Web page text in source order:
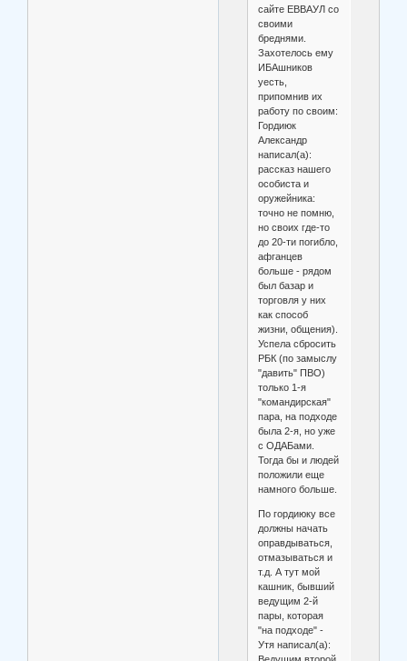
сайте ЕВВАУЛ со
своими
бреднями.
Захотелось ему
ИБАшников
уесть,
припомнив их
работу по своим:
Гордиюк
Александр
написал(а):
рассказ нашего
особиста и
оружейника:
точно не помню,
но своих где-то
до 20-ти погибло,
афганцев
больше - рядом
был базар и
торговля у них
как способ
жизни, общения).
Успела сбросить
РБК (по замыслу
"давить" ПВО)
только 1-я
"командирская"
пара, на подходе
была 2-я, но уже
с ОДАБами.
Тогда бы и людей
положили еще
намного больше.
По гордиюку все
должны начать
оправдываться,
отмазываться и
т.д. А тут мой
кашник, бывший
ведущим 2-й
пары, которая
"на подходе" -
Утя написал(а):